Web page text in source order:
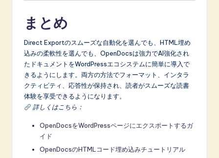
まとめ
Direct Exportのスムーズな自動化を選んでも、HTML埋め
込みの柔軟性を選んでも、OpenDocsは強力でAI強化され
たドキュメントをWordPressエコシステムに簡単に導入で
きるようにします。両方の方法でフォーマット、インタラ
クティビティ、応答性が保持され、読者がスムーズな読書
体験を享受できるようになります。
詳しくはこちら：
OpenDocsをWordPressページにエクスポートするガ
イド
OpenDocsのHTMLコード埋め込みチュートリアル